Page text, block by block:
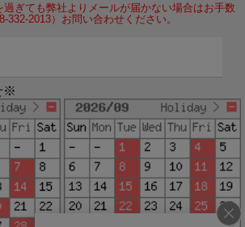
ぎても弊社よりメールが届かない場合はお手数
332-2013）お問い合わせください。
※